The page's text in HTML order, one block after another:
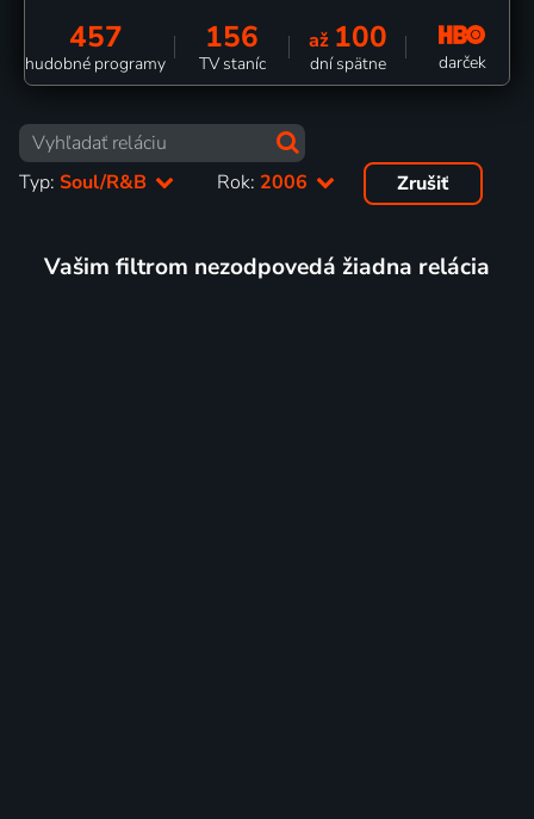
457
hudobné programy
156
TV staníc
až 100
dní spätne darček
Typ: Soul/R&B Rok: 2006 Zrušiť
Vašim filtrom nezodpovedá žiadna relácia